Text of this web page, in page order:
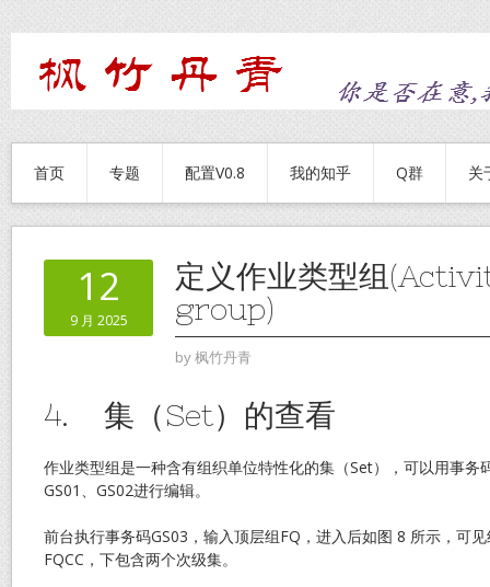
首页 专题 配置V0.8 我的知乎 Q群 关
12
9 月 2025
定义作业类型组
group)
by枫竹丹青
4. 集（Set）的查看
作业类型组是一种含有组织单位特性化的集（Set），可以用事务
GS01、GS02进行编辑。
前台执行事务码GS03，输入顶层组FQ，进入后如图 8 所示，可
FQCC，下包含两个次级集。